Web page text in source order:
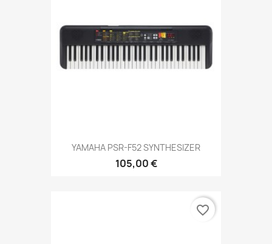
YAMAHA PSR-F52 SYNTHESIZER
105,00 €
favorite_border